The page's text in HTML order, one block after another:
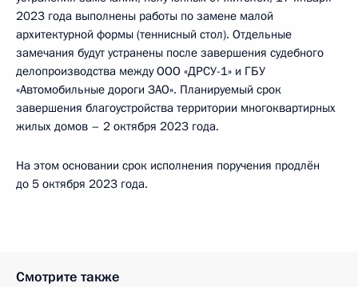
2023 года выполнены работы по замене малой
архитектурной формы (теннисный стол). Отдельные
замечания будут устранены после завершения судебного
делопроизводства между ООО «ДРСУ-1» и ГБУ
«Автомобильные дороги ЗАО». Планируемый срок
завершения благоустройства территории многоквартирных
жилых домов – 2 октября 2023 года.
На этом основании срок исполнения поручения продлён
до 5 октября 2023 года.
Смотрите также